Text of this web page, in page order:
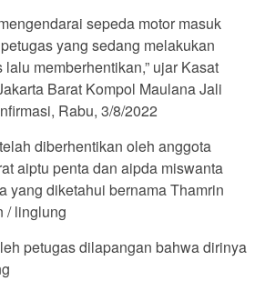
sepeda motor masuk
yang sedang melakukan
memberhentikan,” ujar Kasat
Barat Kompol Maulana Jali
Rabu, 3/8/2022
diberhentikan oleh anggota
aiptu penta dan aipda miswanta
yang diketahui bernama Thamrin
/ linglung
petugas dilapangan bahwa dirinya